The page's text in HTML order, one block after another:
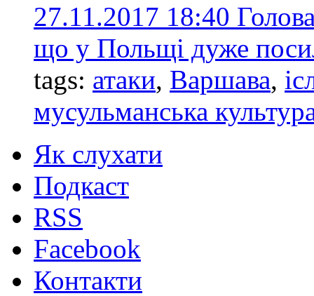
27.11.2017 18:40
що у Польщі дуже
tags: атаки, Варшава,
мусульманська
Як слухати
Подкаст
RSS
Facebook
Контакти